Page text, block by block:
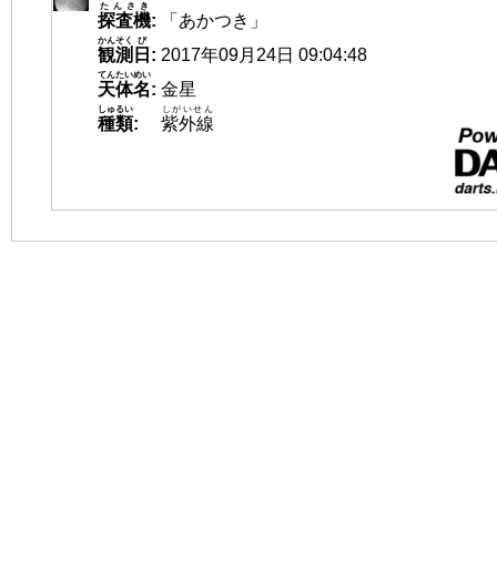
探査機
たんさき
:
「あかつき」
観測
かんそく
日
び
: 2017年09月24日 09:04:48
天体名
てんたいめい
: 金星
種類
しゅるい
: 紫外線
しがいせん